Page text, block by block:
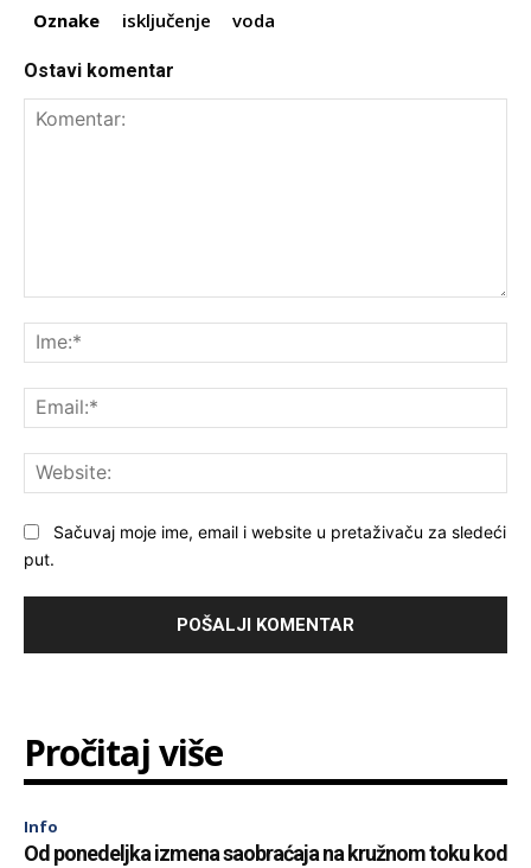
Oznake isključenje voda
Ostavi komentar
Sačuvaj moje ime, email i website u pretaživaču za sledeći
put.
Pročitaj više
Info
Od ponedeljka izmena saobraćaja na kružnom toku kod